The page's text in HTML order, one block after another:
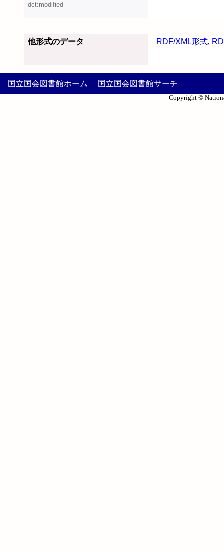
dct:modified
他形式のデータ RDF/XML形式,
国立国会図書館ホーム 国立国会図書館サーチ
Copyright ©